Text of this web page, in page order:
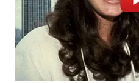
WN
BOROBUDUR
WN
MADURA